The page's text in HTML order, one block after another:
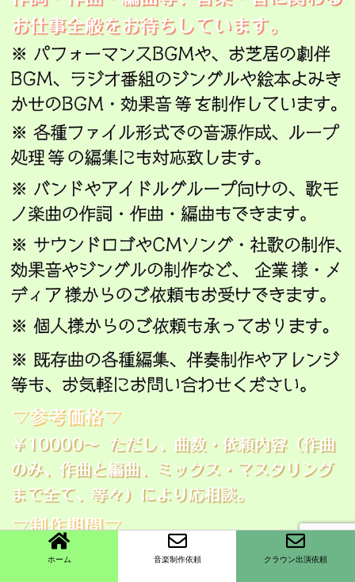
ホーム 音楽制作依頼 クラウン出演依頼